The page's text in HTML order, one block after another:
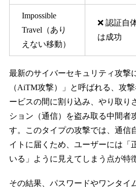
Impossible
Travel（あり
えない移動）
❌ 認証自
は成功
最新のサイバーセキュリティ攻撃
（AiTM攻撃）」と呼ばれる、攻
ービスの間に割り込み、やり取り
ション（通信）を盗み取る中間者
す。このタイプの攻撃では、通信
イトに届くため、ユーザーには「
いる」ように見えてしまう点が特
その結果、パスワードやワンタイ